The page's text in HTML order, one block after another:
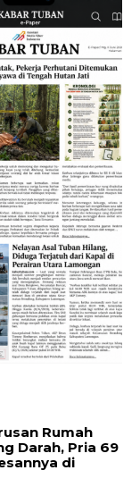
Rumah
Darah, Pria 69
di